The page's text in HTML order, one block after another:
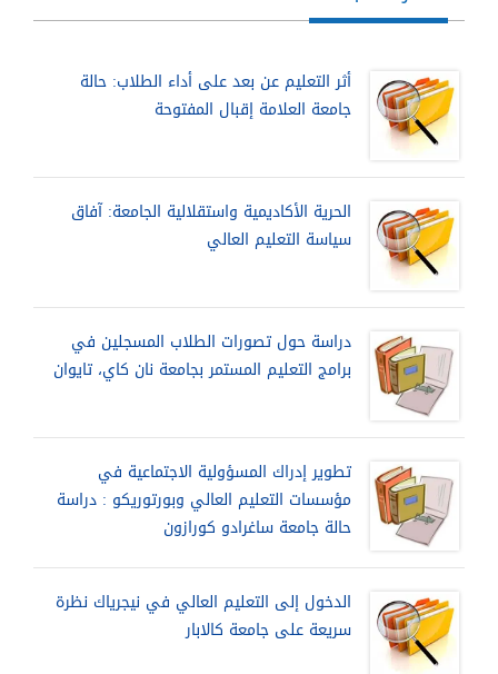
أثر التعليم عن بعد على أداء الطلاب: حالة
جامعة العلامة إقبال المفتوحة
الحرية الأكاديمية واستقلالية الجامعة: آفاق
سياسة التعليم العالي
دراسة حول تصورات الطلاب المسجلين في
برامج التعليم المستمر بجامعة نان كاي، تايوان
تطوير إدراك المسؤولية الاجتماعية في
مؤسسات التعليم العالي وبورتوريكو : دراسة
حالة جامعة ساغرادو كورازون
الدخول إلى التعليم العالي في نيجرياك نظرة
سريعة على جامعة كالابار